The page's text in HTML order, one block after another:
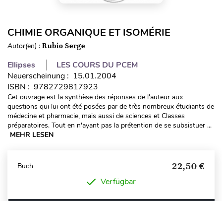
CHIMIE ORGANIQUE ET ISOMÉRIE
Autor(en) : Rubio Serge
Ellipses
LES COURS DU PCEM
Neuerscheinung : 15.01.2004
ISBN : 9782729817923
Cet ouvrage est la synthèse des réponses de l'auteur aux
questions qui lui ont été posées par de très nombreux étudiants de
médecine et pharmacie, mais aussi de sciences et Classes
préparatoires. Tout en n'ayant pas la prétention de se subsistuer ...
MEHR LESEN
Buch 22,50 €
Verfügbar